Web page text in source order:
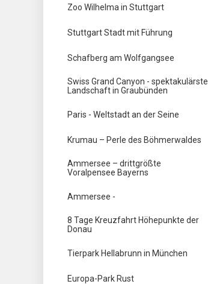
Zoo Wilhelma in Stuttgart
Stuttgart Stadt mit Führung
Schafberg am Wolfgangsee
Swiss Grand Canyon - spektakulärste
Landschaft in Graubünden
Paris - Weltstadt an der Seine
Krumau – Perle des Böhmerwaldes
Ammersee – drittgrößte
Voralpensee Bayerns
Ammersee -
8 Tage Kreuzfahrt Höhepunkte der
Donau
Tierpark Hellabrunn in München
Europa-Park Rust